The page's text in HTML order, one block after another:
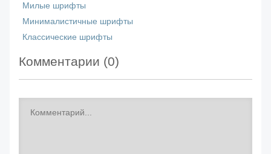
Милые шрифты
Минималистичные шрифты
Классические шрифты
Комментарии (0)